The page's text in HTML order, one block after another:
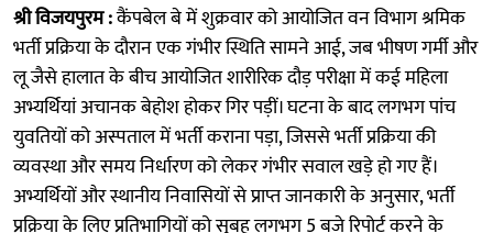
श्री विजयपुरम :कैंपबेल बे में शुक्रवार को आयोजित वन विभाग श्रमिक
भर्ती प्रक्रिया के दौरान एक गंभीर स्थिति सामने आई, जब भीषण गर्मी और
लू जैसे हालात के बीच आयोजित शारीरिक दौड़ परीक्षा में कई महिला
अभ्यर्थियां अचानक बेहोश होकर गिर पड़ीं। घटना के बाद लगभग पांच
युवतियों को अस्पताल में भर्ती कराना पड़ा, जिससे भर्ती प्रक्रिया की
व्यवस्था और समय निर्धारण को लेकर गंभीर सवाल खड़े हो गए हैं।
अभ्यर्थियों और स्थानीय निवासियों से प्राप्त जानकारी के अनुसार, भर्ती
प्रक्रिया के लिए प्रतिभागियों को सुबह लगभग 5 बजे रिपोर्ट करने के